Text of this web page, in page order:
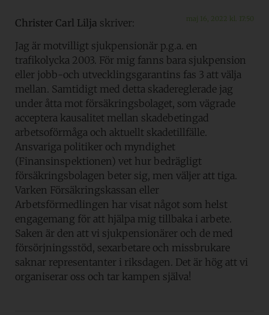
Christer Carl Lilja skriver: maj 16, 2022 kl. 17:50
Jag är motvilligt sjukpensionär p.g.a. en
trafikolycka 2003. För mig fanns bara sjukpension
eller jobb-och utvecklingsgarantins fas 3 att välja
mellan. Samtidigt med detta skadereglerade jag
under åtta mot försäkringsbolaget, som vägrade
acceptera kausalitet mellan skadebetingad
arbetsoförmåga och aktuellt skadetillfälle.
Ansvariga politiker och myndighet
(Finansinspektionen) vet hur bedrägligt
försäkringsbolagen beter sig, men väljer att tiga.
Varken Försäkringskassan eller
Arbetsförmedlingen har visat något som helst
engagemang för att hjälpa mig tillbaka i arbete.
Saken är den att vi sjukpensionärer och de med
försörjningsstöd, sexarbetare och missbrukare
saknar representanter i riksdagen. Det är hög att vi
organiserar oss och tar kampen själva!